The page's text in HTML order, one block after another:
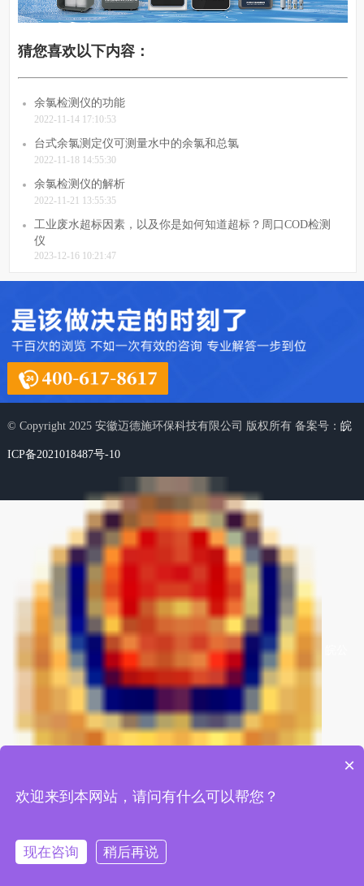
猜您喜欢以下内容：
余氯检测仪的功能
2022-11-14 17:10:53
台式余氯测定仪可测量水中的余氯和总氯
2022-11-18 14:55:30
余氯检测仪的解析
2022-11-21 13:55:35
工业废水超标因素，以及你是如何知道超标？周口COD检测
仪
2023-12-16 10:21:47
© Copyright 2025 安徽迈德施环保科技有限公司 版权所有 备案号： 皖
ICP备2021018487号-10
网安备34170202000776号
×
欢迎来到本网站，请问有什么可以帮您？
现在咨询 稍后再说